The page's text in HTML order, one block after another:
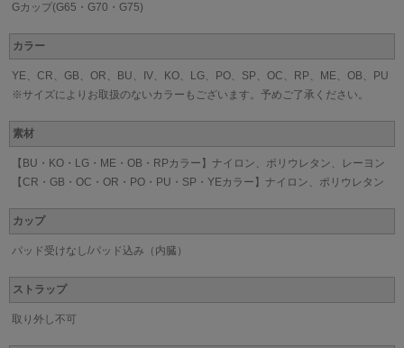
Gカップ(G65・G70・G75)
カラー
YE、CR、GB、OR、BU、IV、KO、LG、PO、SP、OC、RP、ME、OB、PU
※サイズによりお取扱のないカラーもございます。予めご了承ください。
素材
【BU・KO・LG・ME・OB・RPカラー】ナイロン、ポリウレタン、レーヨン
【CR・GB・OC・OR・PO・PU・SP・YEカラー】ナイロン、ポリウレタン
カップ
パッド受けなし/パッド込み（内臓）
ストラップ
取り外し不可